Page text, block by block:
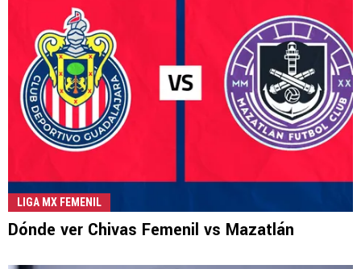
LIGA MX FEMENIL
Dónde ver Chivas Femenil vs Mazatlán